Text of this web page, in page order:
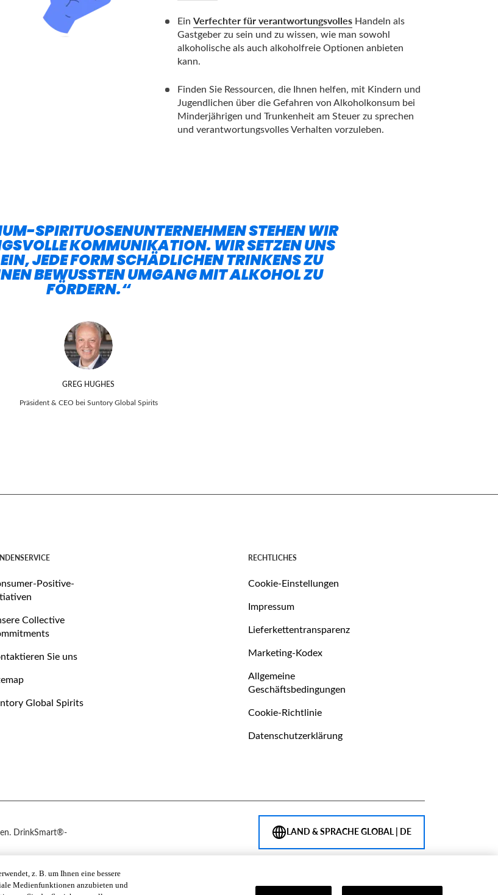
Ein Verfechter für verantwortungsvolles Handeln als
Gastgeber zu sein und zu wissen, wie man sowohl
alkoholische als auch alkoholfreie Optionen anbieten
kann.
Finden Sie Ressourcen, die Ihnen helfen, mit Kindern und
Jugendlichen über die Gefahren von Alkoholkonsum bei
Minderjährigen und Trunkenheit am Steuer zu sprechen
und verantwortungsvolles Verhalten vorzuleben.
SPIRITUOSENUNTERNEHMEN STEHEN WIR
KOMMUNIKATION. WIR SETZEN UNS
JEDE FORM SCHÄDLICHEN TRINKENS ZU
BEWUSSTEN UMGANG MIT ALKOHOL ZU
FÖRDERN.“
GREG HUGHES
Präsident & CEO bei Suntory Global Spirits
Positive-
Collective
Sie uns
Global Spirits
RECHTLICHES
Cookie-Einstellungen
Impressum
Lieferkettentransparenz
Marketing-Kodex
Allgemeine
Geschäftsbedingungen
Cookie-Richtlinie
Datenschutzerklärung
DrinkSmart®- LAND & SPRACHE GLOBAL | DE
language
selector
z. B. um Ihnen eine bessere
Medienfunktionen anzubieten und